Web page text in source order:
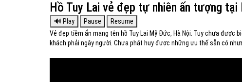
Hồ Tuy Lai vẻ đẹp tự nhiên ấn tượng
Vẻ đẹp tiềm ẩn mang tên hồ Tuy Lai Mỹ Đức, Hà Nội. Tuy chưa được
khách phải ngây người. Chưa phát huy được những ưu thế sẵn có